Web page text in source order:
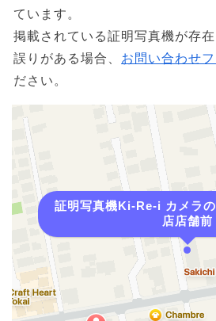
ています。
掲載されている証明写真機が存
誤りがある場合、 お問い合わせ
ださい。
証明写真機Ki-Re-i カメラ
店店舗前